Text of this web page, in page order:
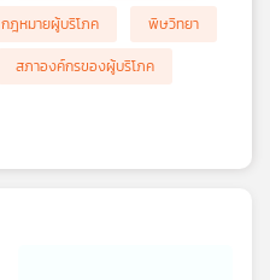
กฎหมายผู้บริโภค
พิษวิทยา
สภาองค์กรของผู้บริโภค